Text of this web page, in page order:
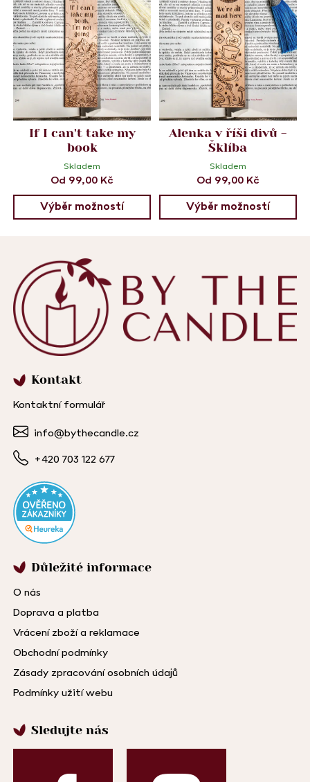
If I can't take my
book
Skladem
Od 99,00 Kč
Výběr možností
Alenka v říši divů -
Šklíba
Skladem
Od 99,00 Kč
Výběr možností
Kontakt
Kontaktní formulář
info@bythecandle.cz
+420 703 122 677
Důležité informace
O nás
Doprava a platba
Vrácení zboží a reklamace
Obchodní podmínky
Zásady zpracování osobních údajů
Podmínky užití webu
Sledujte nás